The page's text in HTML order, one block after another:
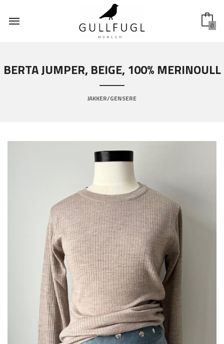
innholdet
0
BERTA JUMPER, BEIGE, 100% MERINOULL
JAKKER/GENSERE